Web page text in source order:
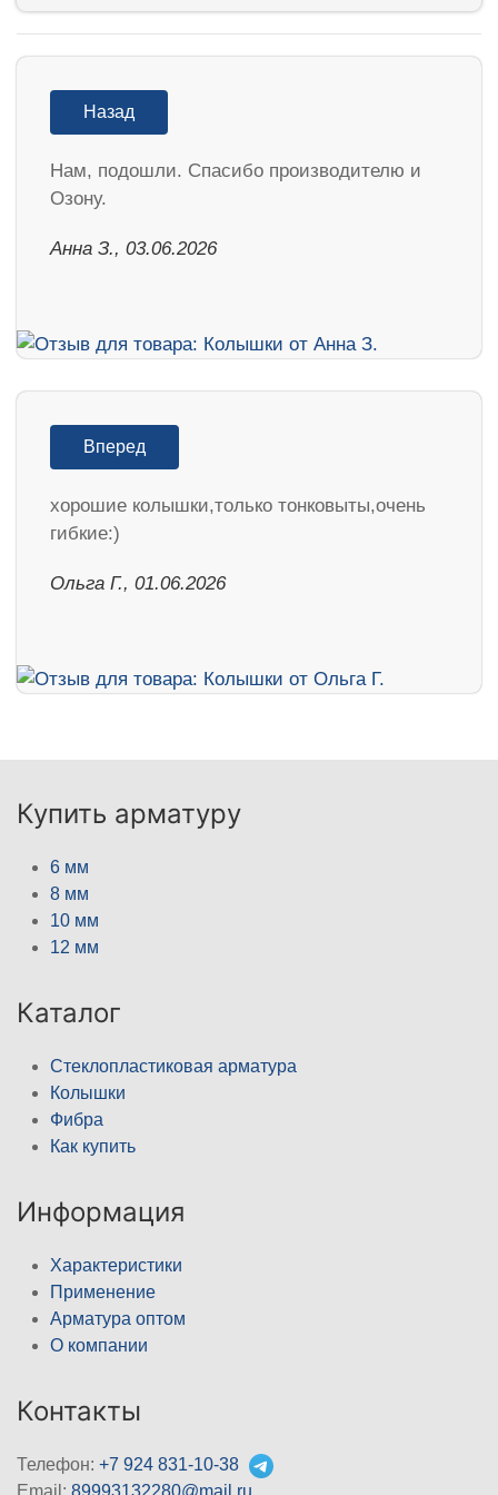
Назад
Нам, подошли. Спасибо производителю и
Озону.
Анна З., 03.06.2026
Вперед
хорошие колышки,только тонковыты,очень
гибкие:)
Ольга Г., 01.06.2026
Купить арматуру
6 мм
8 мм
10 мм
12 мм
Каталог
Стеклопластиковая арматура
Колышки
Фибра
Как купить
Информация
Характеристики
Применение
Арматура оптом
О компании
Контакты
Телефон: +7 924 831-10-38
Email: 89993132280@mail.ru